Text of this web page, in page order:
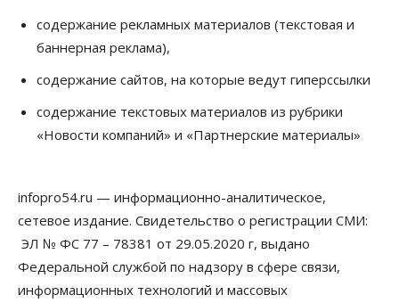
Бизнес Недвижимость Общество
Росреестр назвал главные причины
06 Августа 2026, 12:00
Телекоммуникации
В 16 населённых пунктах Мошковского района
Бизнес Право&Порядок
Злоумышленники опять атакуют
новосибирские компании через электронную
06 Августа 2026, 11:00
содержание рекламных материалов (текстовая и
баннерная реклама),
содержание сайтов, на которые ведут гиперссылки
содержание текстовых материалов из рубрики
«Новости компаний» и «Партнерские материалы»
infopro54.ru — информационно-аналитическое,
сетевое издание. Свидетельство о регистрации СМИ:
ЭЛ № ФС 77 – 78381 от 29.05.2020 г, выдано
Федеральной службой по надзору в сфере связи,
информационных технологий и массовых